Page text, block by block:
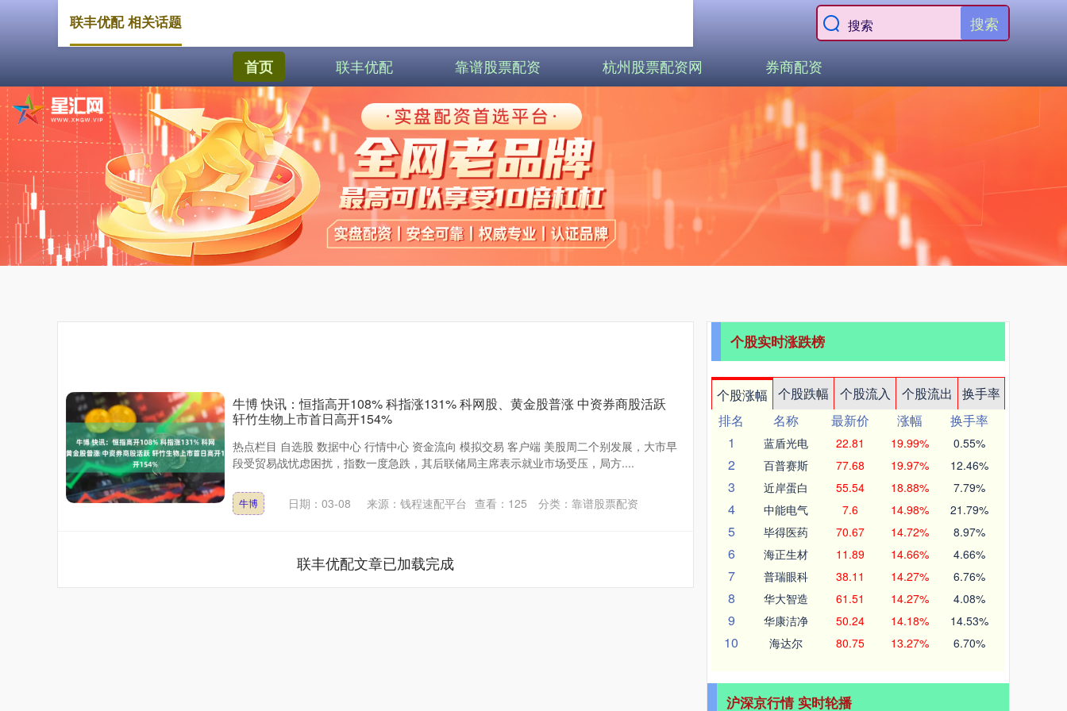
搜索
首页 联丰优配 靠谱股票配资 杭州股票配资网 券商配资
联丰优配 相关话题
牛博 快讯：恒指高开108% 科指涨131% 科网股、黄金股普涨 中资券商股活跃
轩竹生物上市首日高开154%
热点栏目 自选股 数据中心 行情中心 资金流向 模拟交易 客户端 美股周二个别发展，大市早
段受贸易战忧虑困扰，指数一度急跌，其后联储局主席表示就业市场受压，局方....
牛博 日期：03-08 来源：钱程速配平台 查看： 125 分类： 靠谱股票配资
联丰优配文章已加载完成
个股实时涨跌榜
个股涨幅 个股跌幅 个股流入 个股流出
换手率
排名
名称 最新价 涨幅
换手率
1
蓝盾光电 22.81 19.99% 0.55%
2 百普赛斯 77.68 19.97% 12.46%
3 近岸蛋白 55.54 18.88% 7.79%
4 中能电气 7.6 14.98% 21.79%
5 毕得医药 70.67 14.72% 8.97%
6 海正生材 11.89 14.66% 4.66%
7 普瑞眼科 38.11 14.27% 6.76%
8 华大智造 61.51 14.27% 4.08%
9 华康洁净 50.24 14.18% 14.53%
10 海达尔 80.75 13.27% 6.70%
沪深京行情 实时轮播